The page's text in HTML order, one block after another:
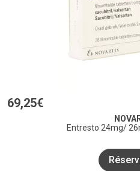
69,25€
Entresto 24mg/